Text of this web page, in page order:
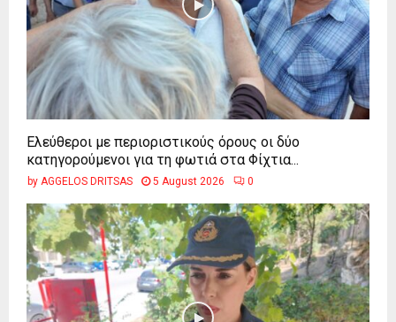
Ελεύθεροι με περιοριστικούς όρους οι δύο
κατηγορούμενοι για τη φωτιά στα Φίχτια...
by AGGELOS DRITSAS 5 August 2026 0